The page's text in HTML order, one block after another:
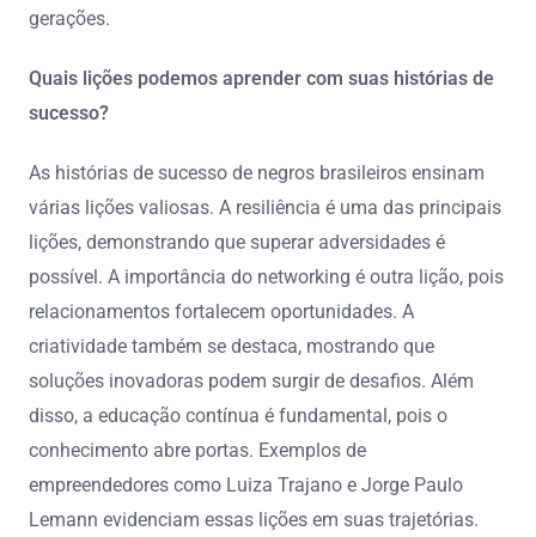
gerações.
Quais lições podemos aprender com suas histórias de
sucesso?
As histórias de sucesso de negros brasileiros ensinam
várias lições valiosas. A resiliência é uma das principais
lições, demonstrando que superar adversidades é
possível. A importância do networking é outra lição, pois
relacionamentos fortalecem oportunidades. A
criatividade também se destaca, mostrando que
soluções inovadoras podem surgir de desafios. Além
disso, a educação contínua é fundamental, pois o
conhecimento abre portas. Exemplos de
empreendedores como Luiza Trajano e Jorge Paulo
Lemann evidenciam essas lições em suas trajetórias.